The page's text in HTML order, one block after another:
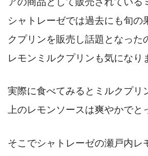
シャトレーゼでは過去にも旬の
クプリンを販売し話題となった
レモンミルクプリンも気になり
実際に食べてみるとミルクプリ
上のレモンソースは爽やかでと
そこでシャトレーゼの瀬戸内レ